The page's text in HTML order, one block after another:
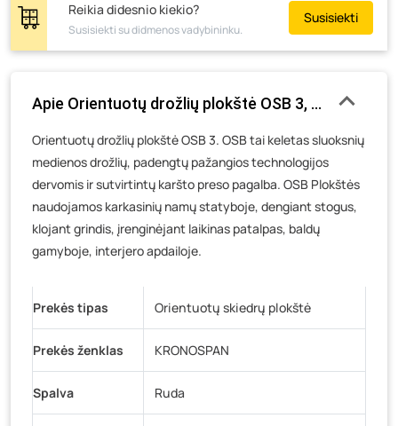
Žemaičių g. 2, Raseiniai- 3 vienetai
Pramonės g. 6E, Šilutė- 34 vienetai
Luokės g. 82, Telšiai - 0 vienetų
Veteranų g. 11, Visaginas - 0 vienetų
Baravykų g. 1, Druskininkai- 0 vienetų
Vilniaus g. 89D, Ukmergė- 0 vienetų
K. Donelaičio g. 17, Rokiškis - 0 vienetų
Šaltupės g. 64, Zarasai
Reikia didesnio kiekio?
Susisiekti su didmenos vadybininku.
Susisiekti
Apie Orientuotų drožlių plokštė OSB 3, matmenys
Orientuotų drožlių plokštė OSB 3. OSB tai keletas sluoksnių
medienos drožlių, padengtų pažangios technologijos
dervomis ir sutvirtintų karšto preso pagalba. OSB Plokštės
naudojamos karkasinių namų statyboje, dengiant stogus,
klojant grindis, įrenginėjant laikinas patalpas, baldų
gamyboje, interjero apdailoje.
Prekės tipas Orientuotų skiedrų plokštė
Prekės ženklas KRONOSPAN
Spalva Ruda